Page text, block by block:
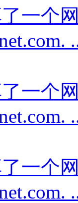
一个
一个
一个